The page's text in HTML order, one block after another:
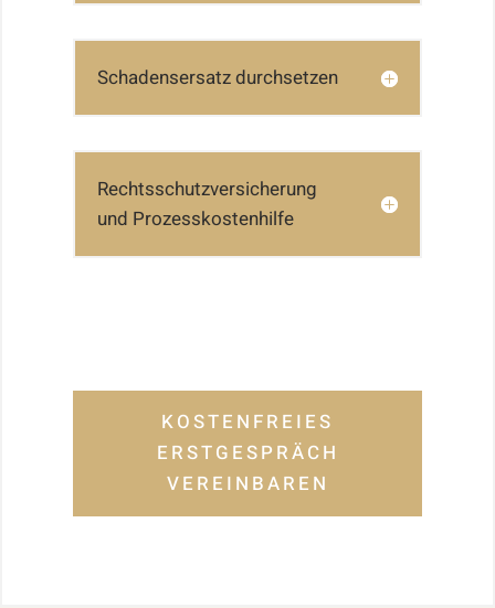
Schadensersatz durchsetzen
Rechtsschutzversicherung
und Prozesskostenhilfe
KOSTENFREIES
ERSTGESPRÄCH
VEREINBAREN